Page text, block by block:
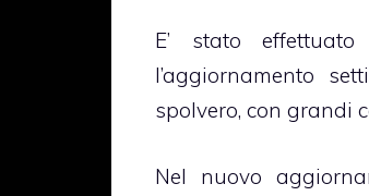
E’ stato
l’aggiornamento
spolvero, con grandi
Nel nuovo